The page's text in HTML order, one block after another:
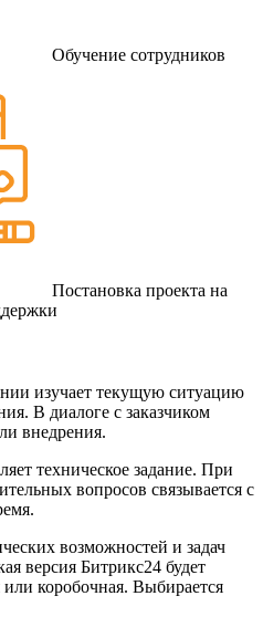
Обучение сотрудников
Постановка проекта на
изучает текущую ситуацию
В диалоге с заказчиком
внедрения.
техническое задание. При
вопросов связывается с
возможностей и задач
версия Битрикс24 будет
или коробочная. Выбирается